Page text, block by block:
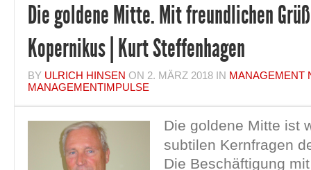
Die goldene Mitte. Mit freundlichen
Kopernikus | Kurt Steffenhagen
BY ULRICH HINSEN ON 2. MÄRZ 2018 IN MANAGEMENT
MANAGEMENTIMPULSE
Die goldene Mitte ist
subtilen Kernfragen
Die Beschäftigung